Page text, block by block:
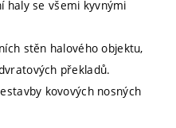
haly se všemi kyvnými
stěn halového objektu,
překladů.
kovových nosných